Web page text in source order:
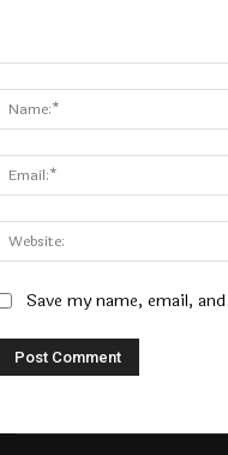
Save my name, email,